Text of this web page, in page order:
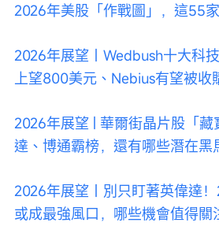
2026年美股「作戰圖」，這55家
2026年展望｜Wedbush十大科
上望800美元、Nebius有望被收
2026年展望 | 華爾街晶片股「
達、博通霸榜，還有哪些潛在黑
2026年展望｜別只盯著英偉達
或成最強風口，哪些機會值得關